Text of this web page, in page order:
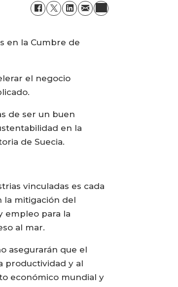
en la Cumbre de
el negocio
de ser un buen
en la
de Suecia.
vinculadas es cada
la mitigación del
empleo para la
al mar.
asegurarán que el
productividad y al
económico mundial y